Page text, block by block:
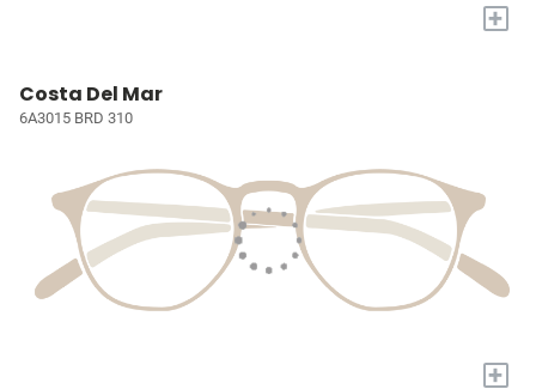
+
Costa Del Mar
6A3015 BRD 310
+